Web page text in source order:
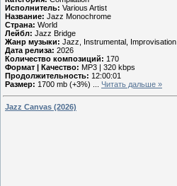
Исполнитель: Various Artist
Название: Jazz Monochrome
Страна: World
Лейбл: Jazz Bridge
Жанр музыки: Jazz, Instrumental, Improvisation
Дата релиза: 2026
Количество композиций: 170
Формат | Качество: MP3 | 320 kbps
Продолжительность: 12:00:01
Размер: 1700 mb (+3%) Читать дальше »
Jazz Canvas (2026)